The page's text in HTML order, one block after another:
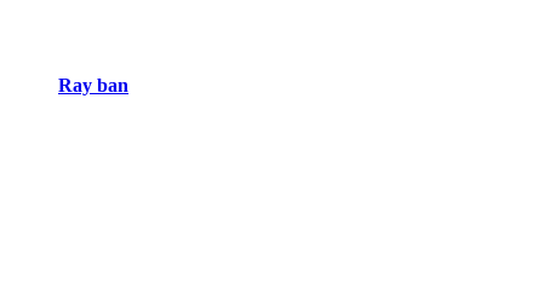
Ray ban